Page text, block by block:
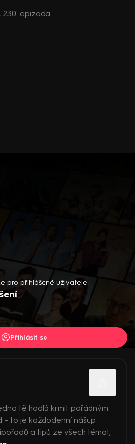
230. epizoda
pro přihlášené uživatele.
Přihlásit se
tě hodlá krmit pořádným
– to je každodenní nášup
a tipů ze všech témat,